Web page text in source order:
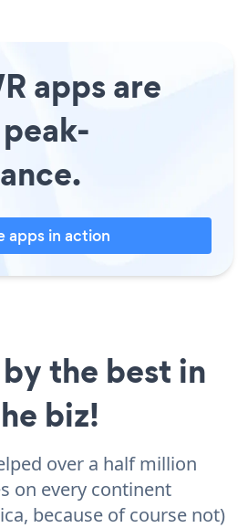
apps are
apps in action
the best in
biz!
over a half million
on every continent
because of course not)